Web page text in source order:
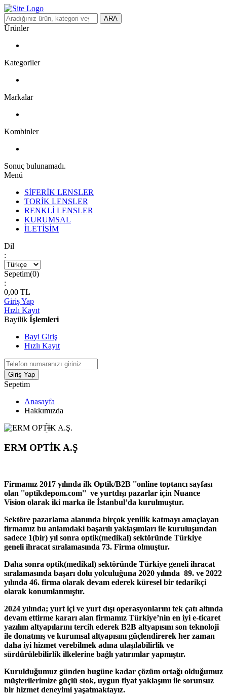
ARA
Ürünler
Kategoriler
Markalar
Kombinler
Sonuç bulunamadı.
Menü
SİFERİK LENSLER
TORİK LENSLER
RENKLİ LENSLER
KURUMSAL
İLETİŞİM
Dil
:
Sepetim(0)
:
0,00 TL
Giriş Yap
Hızlı Kayıt
Bayilik İşlemleri
Bayi Giriş
Hızlı Kayıt
Giriş Yap
Sepetim
Anasayfa
Hakkımızda
ERM OPTİK A.Ş
Firmamız 2017 yılında ilk Optik/B2B ''online toptancı sayfası
olan ''optikdepom.com'' ve yurtdışı pazarlar için Nuance
Vision olarak iki marka ile İstanbul’da kurulmuştur.
Sektöre pazarlama alanında birçok yenilik katmayı amaçlayan
firmamız bu anlamdaki başarılı yaklaşımları ile kuruluşundan
sadece 1(bir) yıl sonra optik(medikal) sektöründe Türkiye
geneli ihracat sıralamasında 73. Firma olmuştur.
Daha sonra optik(medikal) sektöründe Türkiye geneli ihracat
sıralamasında başarı dolu yolculuğuna 2020 yılında 89. ve 2022
yılında 46. firma olarak devam ederek küresel bir tedarikçi
olarak konumlanmıştır.
2024 yılında; yurt içi ve yurt dışı operasyonlarını tek çatı altında
devam ettirme kararı alan firmamız Türkiye’nin en iyi e-ticaret
yazılım altyapılarını tercih ederek B2B altyapısını son teknoloji
ile donatmış ve kurumsal altyapısını güçlendirerek her zaman
daha iyi hizmet verebilmek adına ulaşılabilirlik ve
sürdürülebilirlik ilkelerine bağlı yatırımlar yapmıştır.
Kurulduğumuz günden bugüne kadar çözüm ortağı olduğumuz
müşterilerimize güçlü stok, uygun fiyat yaklaşımı ile sorunsuz
bir hizmet deneyimi yaşatmaktayız.